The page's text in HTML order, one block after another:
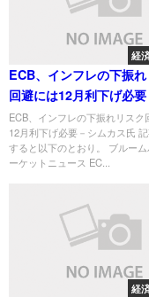
経
ECB、インフレの下振
回避には12月利下げ必
カス氏
ECB、インフレの下振れリスク
12月利下げ必要－シムカス氏
すると以下のとおり。 ブルー
ーケットニュース EC...
経